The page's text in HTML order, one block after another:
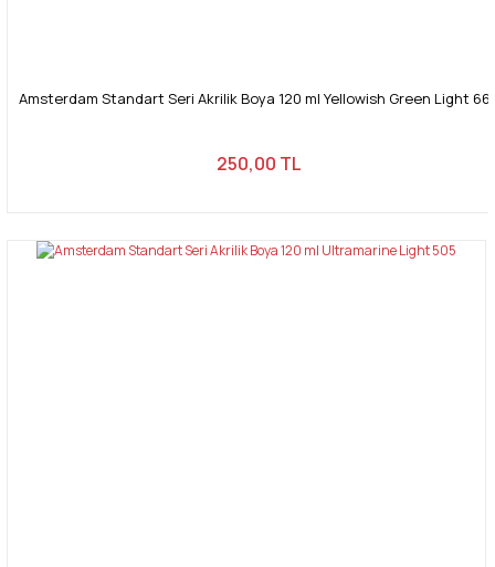
Amsterdam Standart Seri Akrilik Boya 120 ml Yellowish Green Light
250,00 TL